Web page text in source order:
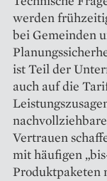
werden
bei Gemeinden
ist Teil der
auch auf die
Vertrauen
mit häufigen
Produktpaketen